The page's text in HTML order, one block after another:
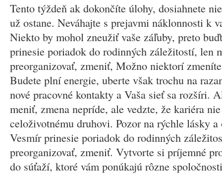
Tento týždeň ak dokončíte úlohy, dosiahnete
už ostane. Neváhajte s prejavmi náklonnosti k
Niekto by mohol zneužiť vaše záľuby, preto
prinesie poriadok do rodinných záležitostí, len
preorganizovať, zmeniť, Možno niektorí
Budete plní energie, uberte však trochu na
nové pracovné kontakty a Vaša sieť sa rozšíri.
meniť, zmena nepríde, ale vedzte, že kariéra
celoživotnému druhovi. Pozor na rýchle lásky a
Vesmír prinesie poriadok do rodinných
preorganizovať, zmeniť. Vytvorte si príjemné
do súťaží, ktoré vám ponúkajú rôzne